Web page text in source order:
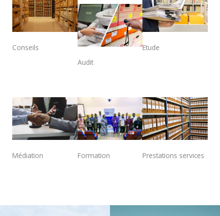
Conseils
Audit
Etude
Médiation Formation Prestations services